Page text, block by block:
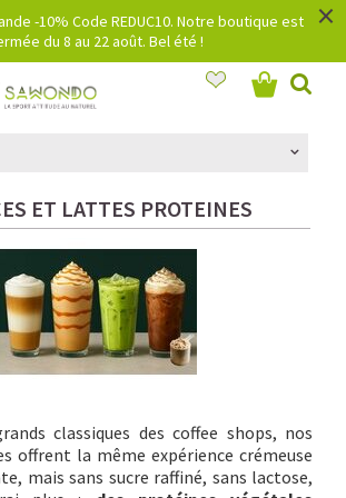
-10% Code REDUC10. Notre boutique est
du 8 au 22 août. Bel été !
×
ET LATTES PROTEINES
classiques des coffee shops, nos
offrent la même expérience crémeuse
mais sans sucre raffiné, sans lactose,